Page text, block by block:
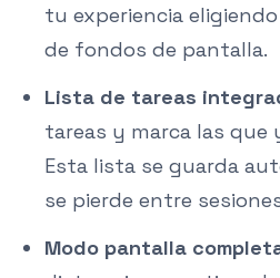
tu experiencia
de fondos de pantalla.
Lista de tareas
tareas y marca las que
Esta lista se guarda
se pierde entre
Modo pantalla